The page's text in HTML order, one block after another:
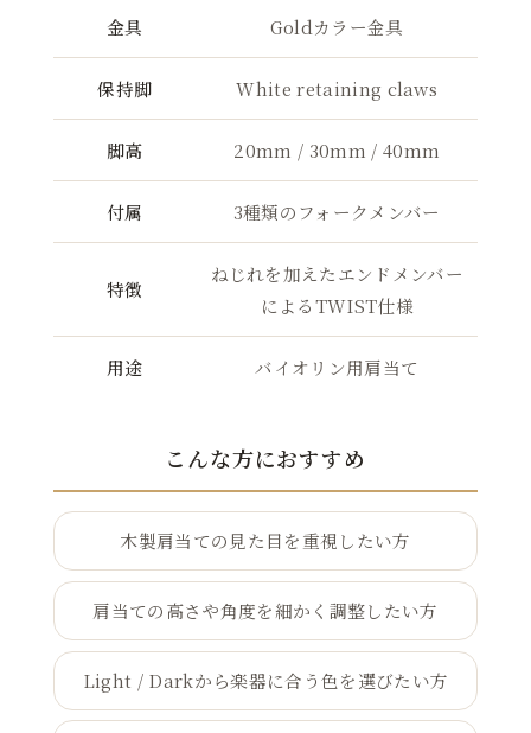
金具 Goldカラー金具
保持脚 White retaining claws
脚高 20mm / 30mm / 40mm
付属 3種類のフォークメンバー
特徴
ねじれを加えたエンドメンバー
によるTWIST仕様
用途 バイオリン用肩当て
こんな方におすすめ
木製肩当ての見た目を重視したい方
肩当ての高さや角度を細かく調整したい方
Light / Darkから楽器に合う色を選びたい方